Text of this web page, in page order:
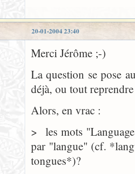
20-01-2004 23:40
Merci Jérôme ;-)
La question se pose
déjà, ou tout
Alors, en vrac :
> les mots
par "langue" (cf.
tongues*)?